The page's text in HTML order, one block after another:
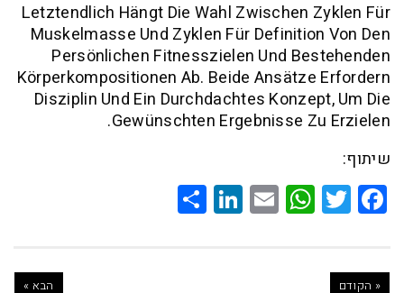
Letztendlich Hängt Die Wahl Zwischen
Muskelmasse Und Zyklen Für
Persönlichen Fitnesszielen Und
Körperkompositionen Ab. Beide
Disziplin Und Ein Durchdachtes
Gewünschten Ergebnisse
WhatsApp
Email
LinkedIn
Share